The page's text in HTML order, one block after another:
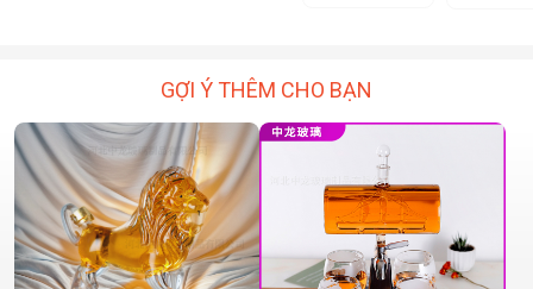
GỢI Ý THÊM CHO BẠN